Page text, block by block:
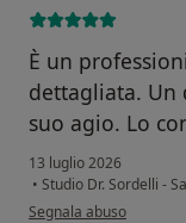
È un
dettagliata. Un
suo agio. Lo
13 luglio 2026
• Studio Dr. Sordelli -
secondo l'opinione
Segnala abuso